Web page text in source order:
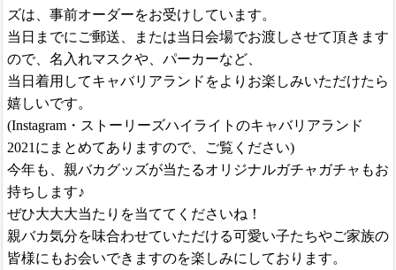
ズは、事前オーダーをお受けしています。
当日までにご郵送、または当日会場でお渡しさせて頂きます
ので、 名入れマスクや、パーカーなど、
当日着用してキャバリアランドをよりお楽しみいただけたら
嬉しいです。
(Instagram・ストーリーズハイライトのキャバリアランド
2021にまとめてありますので、ご覧ください)
今年も、親バカグッズが当たるオリジナルガチャガチャもお
持ちします♪
ぜひ大大大当たりを当ててくださいね！
親バカ気分を味合わせていただける可愛い子たちやご家族の
皆様にもお会いできますのを楽しみにしております。